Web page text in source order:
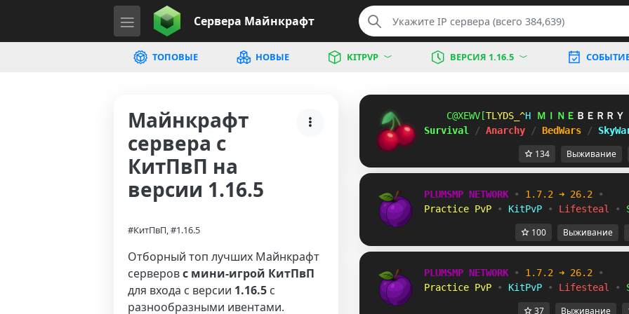
Сервера Майнкрафт
ТОПОВЫЕ НОВЫЕ KITPVP ВЕРСИЯ 1.16.5
Майнкрафт
сервера с
КитПвП на
версии 1.16.5
#КитПвП, #1.16.5
Отборный топ лучших Майнкрафт
серверовс мини-игрой КитПвП
для входа с версии 1.16.5 с
разнообразными ивентами.
DMSMF\JG@KSPWAC ＭＩＮＥ ＢＥＲＲＹ
Survival
/ Anarchy / BedWars /
134 Выживание
PLUMSMP NETWORK • 1.7.2 ➜ 26.2
•
Practice PvP
• KitPvP • Lifesteal •
100 Выживание
PLUMSMP NETWORK • 1.7.2 ➜ 26.2
•
Practice PvP
• KitPvP • Lifesteal •
37 Выживание